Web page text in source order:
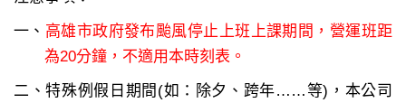
一、 高雄市政府發布颱風停止上班上課期間，營運班距
為20分鐘，不適用本時刻表。
二、特殊例假日期間(如：除夕、跨年……等)，本公司